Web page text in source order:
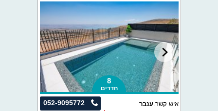
8
חדרים
052-9095772 איש קשר:ענבר